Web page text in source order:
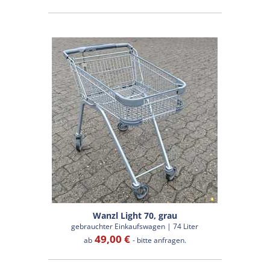
Wanzl Light 70, grau
gebrauchter Einkaufswagen | 74 Liter
ab49,00 € - bitte anfragen.